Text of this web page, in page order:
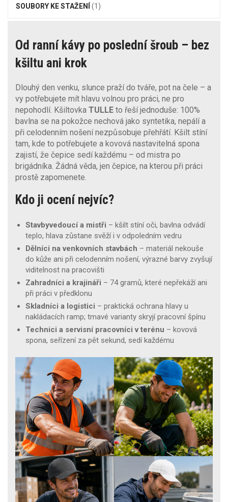
SOUBORY KE STAŽENÍ (1)
Od ranní kávy po poslední šroub – bez
kšiltu ani krok
Dlouhý den venku, slunce praží do tváře, pot na čele – a
vy potřebujete mít hlavu volnou pro práci, ne pro
nepohodlí. Kšiltovka TULLE to řeší jednoduše: 100%
bavlna se na pokožce nechová jako syntetika, nepálí a
při celodenním nošení nezpůsobuje přehřátí. Kšilt stíní
tam, kde to potřebujete a kovová nastavitelná spona
zajistí, že čepice sedí každému – od mistra po
brigádníka. Žádná věda, jen čepice, na kterou při práci
prostě zapomenete.
Kdo ji ocení nejvíc?
Stavbyvedoucí a mistři – kšilt stíní oči, bavlna odvádí
teplo, hlava zůstane svěží i v odpoledním vedru
Dělníci na venkovních stavbách – materiál nekouše
do kůže ani při celodenním nošení, výrazné barvy zvyšují
viditelnost na pracovišti
Zahradníci a krajináři – 74 gramů, které nepřekáží ani
při práci v předklonu
Skladníci a logistici – praktická ochrana hlavy u
nakládacích ramp; tmavé varianty skryjí pracovní špínu
Technici a servisní pracovníci v terénu – kovová
spona, seřízení za pět sekund, sedí každému